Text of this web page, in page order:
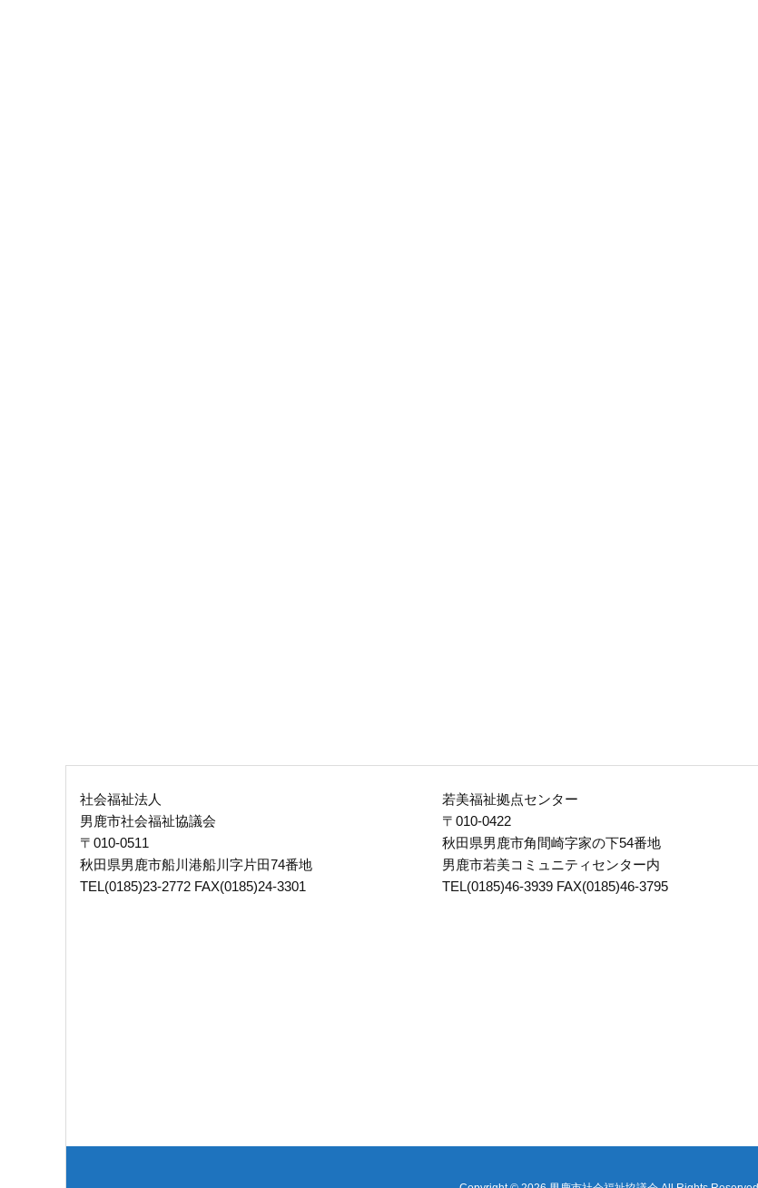
社会福祉法人
男鹿市社会福祉協議会
〒010-0511
秋田県男鹿市船川港船川字片田74番地
TEL(0185)23-2772 FAX(0185)24-3301
若美福祉拠点センター
〒010-0422
秋田県男鹿市角間崎字家の下54番地
男鹿市若美コミュニティセンター内
TEL(0185)46-3939 FAX(0185)46-3795